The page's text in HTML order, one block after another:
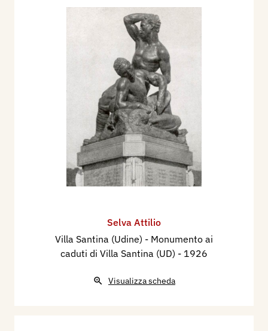
Selva Attilio
Villa Santina (Udine) - Monumento ai
caduti di Villa Santina (UD) - 1926
Visualizza scheda